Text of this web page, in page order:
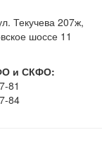
Текучева 207ж,
шоссе 11
и СКФО:
81
84